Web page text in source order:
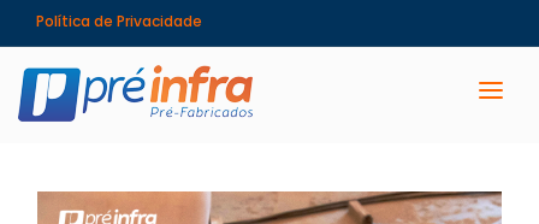
Política de Privacidade
SOLUÇÕES